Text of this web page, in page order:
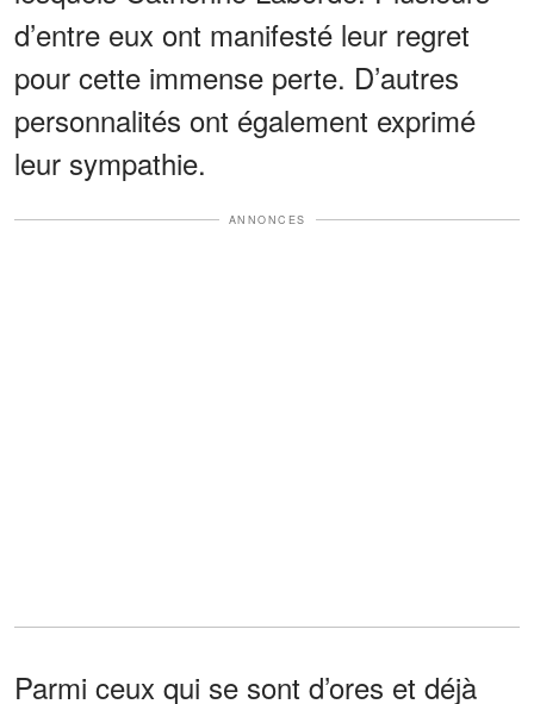
d’entre eux ont manifesté leur regret
pour cette immense perte. D’autres
personnalités ont également exprimé
leur sympathie.
ANNONCES
Parmi ceux qui se sont d’ores et déjà